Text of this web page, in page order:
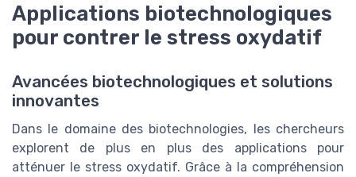
Applications biotechnologiques
pour contrer le stress oxydatif
Avancées biotechnologiques et solutions
innovantes
Dans le domaine des biotechnologies, les chercheurs
explorent de plus en plus des applications pour
atténuer le stress oxydatif. Grâce à la compréhension